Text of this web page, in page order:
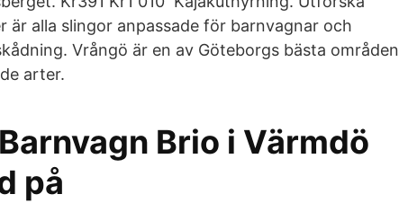
är alla slingor anpassade för barnvagnar och
Vrångö är en av Göteborgs bästa områden
arter.
Brio i Värmdö
på